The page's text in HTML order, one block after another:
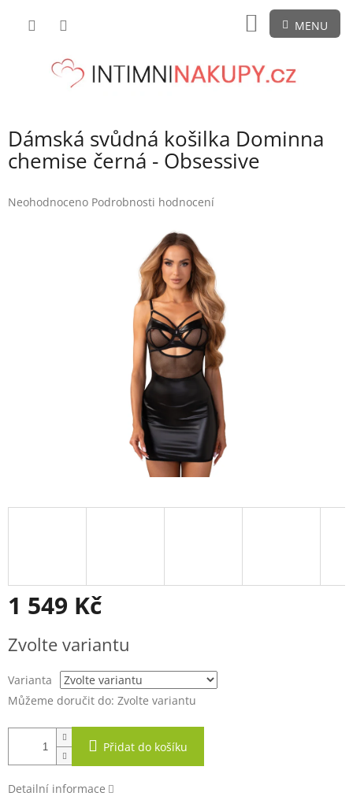
NÁKUPNÍ
KOŠÍK
Dámská svůdná košilka Dominna
chemise černá - Obsessive
Průměrné
Neohodnoceno Podrobnosti hodnocení
1 549 Kč
cena:
Zvolte variantu
Varianta
Můžeme doručit do: Zvolte variantu
Přidat do košíku
Detailní informace